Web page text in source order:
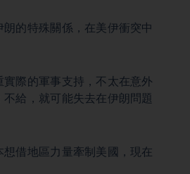
的特殊關係，在美伊衝突中
際的軍事支持，不太在意外
給，就可能失去在伊朗問題
借地區力量牽制美國，現在